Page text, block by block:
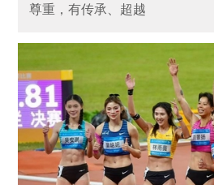
尊重，有传承、超越